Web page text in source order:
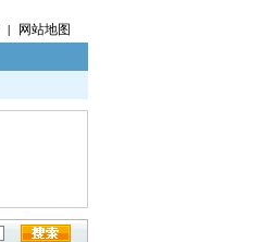
| 网站地图